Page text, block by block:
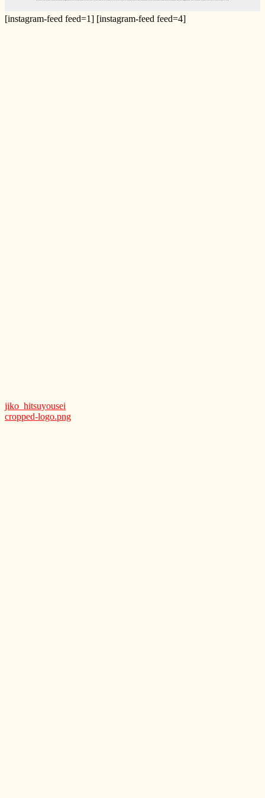
[instagram-feed feed=1] [instagram-feed feed=4]
jiko_hitsuyousei
cropped-logo.png